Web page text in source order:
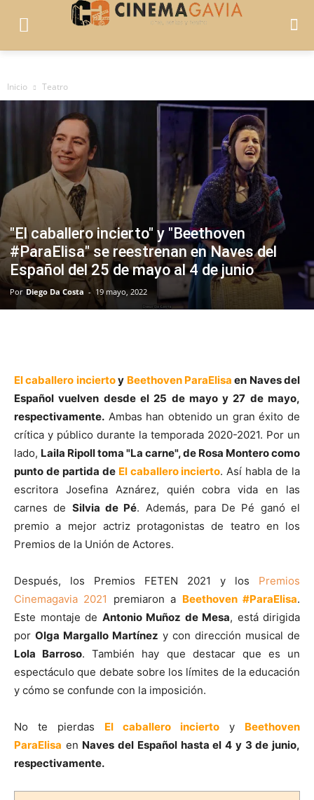
Inicio Teatro
"El caballero incierto" y "Beethoven
#ParaElisa" se reestrenan en Naves del
Español del 25 de mayo al 4 de junio
Por Diego Da Costa - 19 mayo, 2022
El caballero inciertoy Beethoven ParaElisa en Naves del
Español vuelven desde el 25 de mayo y 27 de mayo,
respectivamente. Ambas han obtenido un gran éxito de
crítica y público durante la temporada 2020-2021. Por un
lado, Laila Ripoll toma "La carne", de Rosa Montero como
punto de partida de El caballero incierto. Así habla de la
escritora Josefina Aznárez, quién cobra vida en las
carnes de Silvia de Pé. Además, para De Pé ganó el
premio a mejor actriz protagonistas de teatro en los
Premios de la Unión de Actores.
Después, los Premios FETEN 2021 y los Premios
Cinemagavia 2021
premiaron a Beethoven #ParaElisa.
Este montaje de Antonio Muñoz de Mesa, está dirigida
por Olga Margallo Martínez y con dirección musical de
Lola Barroso. También hay que destacar que es un
espectáculo que debate sobre los límites de la educación
y cómo se confunde con la imposición.
No te pierdas El caballero incierto y Beethoven
ParaElisa en Naves del Español hasta el 4 y 3 de junio,
respectivamente.